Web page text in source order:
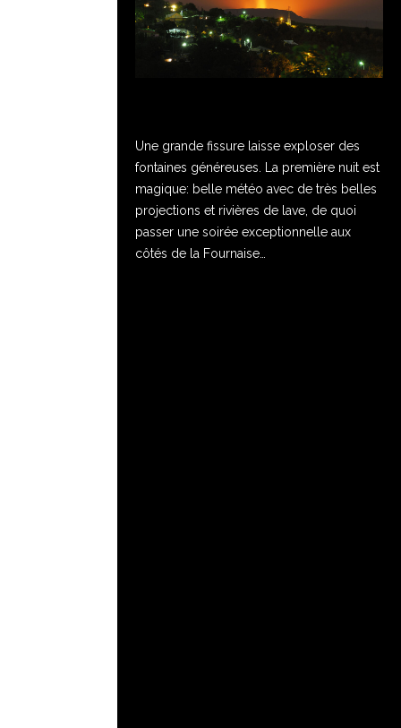
Une grande fissure laisse exploser des
fontaines généreuses. La première nuit est
magique: belle météo avec de très belles
projections et rivières de lave, de quoi
passer une soirée exceptionnelle aux
côtés de la Fournaise…